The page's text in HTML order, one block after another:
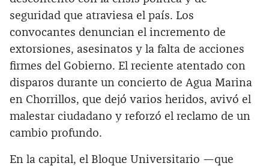
seguridad que atraviesa el país. Los
convocantes denuncian el incremento de
extorsiones, asesinatos y la falta de acciones
firmes del Gobierno. El reciente atentado con
disparos durante un concierto de Agua Marina
en Chorrillos, que dejó varios heridos, avivó el
malestar ciudadano y reforzó el reclamo de un
cambio profundo.
En la capital, el Bloque Universitario —que